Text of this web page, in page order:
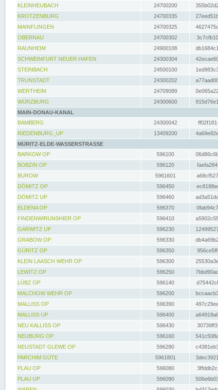
KLEINHEUBACH 24700200
KROTZENBURG
24700335
MAINFLINGEN
24700325
OBERNAU
24700302
RAUNHEIM
24900108
SCHWEINFURT NEUER HAFEN
24300304
STEINBACH
24500100
TRUNSTADT
24300202
WERTHEIM
24709089
WÜRZBURG
24300600
MAIN-DONAU-KANAL
BAMBERG
24300042
RIEDENBURG_UP
13409200
MÜRITZ-ELDE-WASSERSTRASSE
BARKOW OP
596100
BOBZIN OP
596120
BUROW
5961601
DÖMITZ OP
596450
DÖMITZ UP
596460
ELDENA OP
596370
FINDENWIRUNSHIER OP
596410
GARWITZ UP
596230
GRABOW OP
596330
GÜRITZ OP
596350
KLEIN LAASCH WEHR OP
596300
LEWITZ OP
596250
LÜBZ OP
596140
MALCHOW WEHR OP
596200
MALLISS OP
596390
MALLISS UP
596400
NEU KALLISS OP
596430
NEUBURG OP
596160
NEUSTADT GLEWE OP
596280
PARCHIM GÜTE
5961801
PLAU OP
596080
PLAU UP
596090